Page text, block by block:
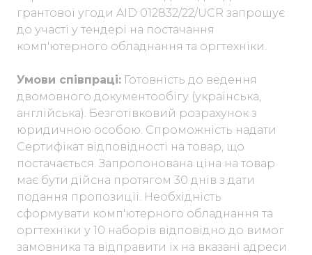
грантової угоди AID 012832/22/UCR запрошує
до участі у тендері на постачання
комп'ютерного обладнання та оргтехніки.
Умови співпраці: Готовність до ведення
двомовного документообігу (українська,
англійська). Безготівковий розрахунок з
юридичною особою. Спроможність надати
Сертифікат відповідності на товар, що
постачається. Запропонована ціна на товар
має бути дійсна протягом 30 днів з дати
подання пропозиції. Необхідність
сформувати комп'ютерного обладнання та
оргтехніки у 10 наборів відповідно до вимог
замовника та відправити їх на вказані адреси